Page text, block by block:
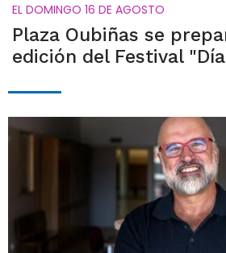
EL DOMINGO 16 DE AGOSTO
Plaza Oubiñas se
edición del Festival